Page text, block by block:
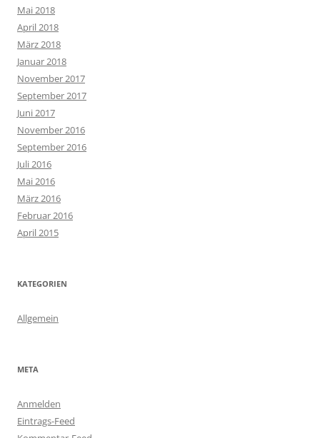
Mai 2018
April 2018
März 2018
Januar 2018
November 2017
September 2017
Juni 2017
November 2016
September 2016
Juli 2016
Mai 2016
März 2016
Februar 2016
April 2015
KATEGORIEN
Allgemein
META
Anmelden
Eintrags-Feed